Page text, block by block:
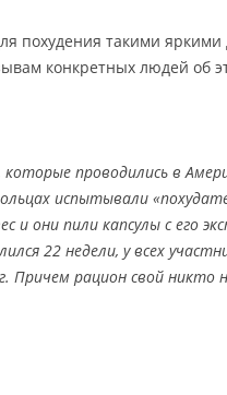
похудения такими
конкретных людей об
которые проводились в
испытывали
и они пили капсулы с его
22 недели, у всех
Причем рацион свой никто